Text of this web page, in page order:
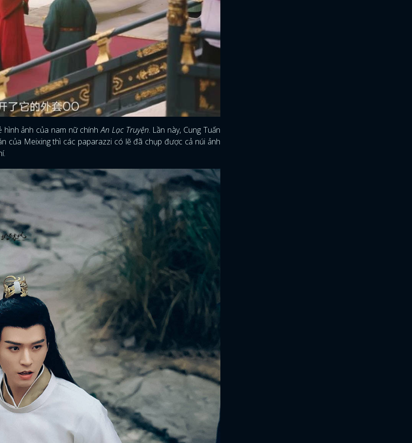
ĐĂNG NHẬP
FACEBOOK GOOGLE
hình ảnh của nam nữ chínhAn Lạc Truyện. Lần này, Cung Tuấn
của Meixing thì các paparazzi có lẽ đã chụp được cả núi ảnh